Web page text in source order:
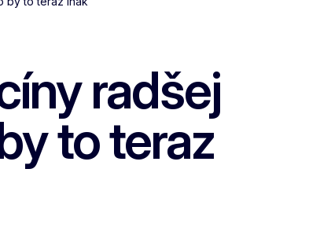
radšej
to teraz